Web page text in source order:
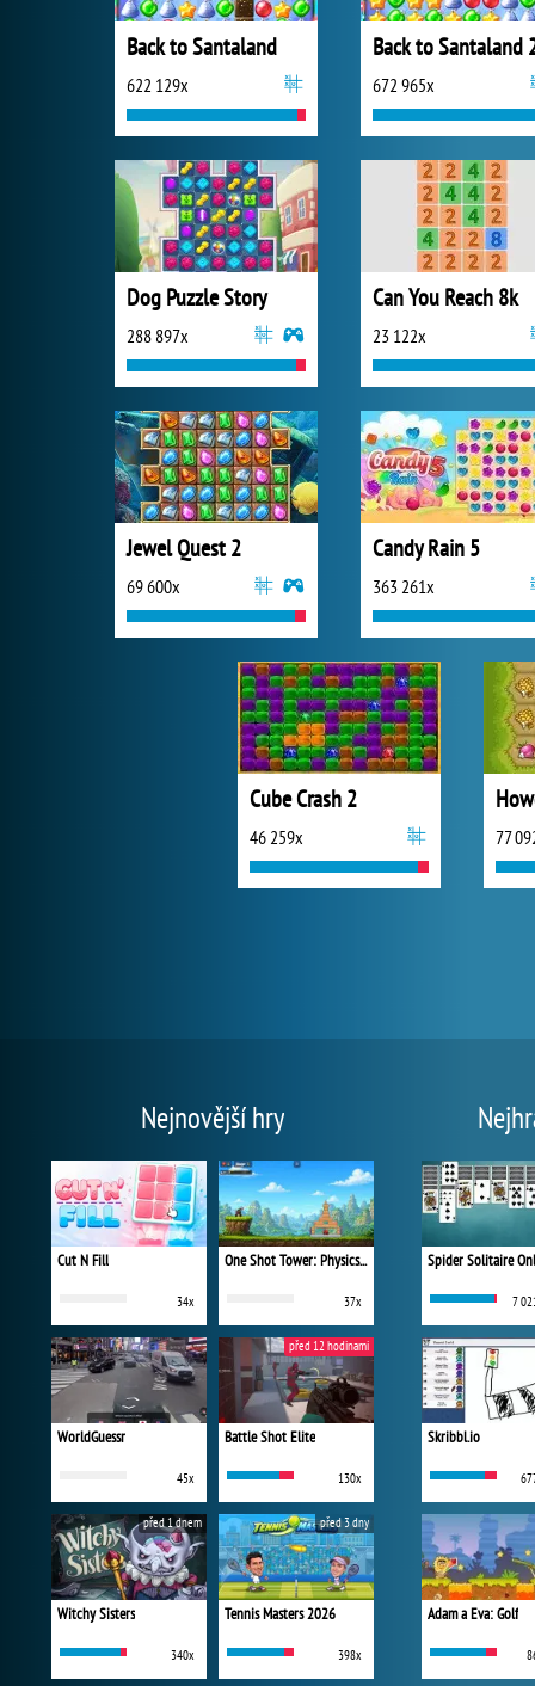
Back to Santaland
622 129x
Back to Santaland
672 965x
Dog Puzzle Story
288 897x
Can You Reach 8k
23 122x
Jewel Quest 2
69 600x
Candy Rain 5
363 261x
Cube Crash 2
46 259x 77
Nejnovější hry
Cut N Fill
34x
One Shot Tower: Physics Destroyer
37x
WorldGuessr
45x
Battle Shot Elite
130x
před 12 hodinami
Witchy Sisters
340x
před 1 dnem
Tennis Masters 2026
398x
před 3 dny
Spider Solitaire
7
Skribbl.io
Adam a Eva: Golf